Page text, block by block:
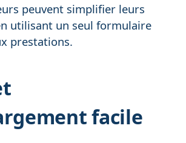
peuvent simplifier leurs
utilisant un seul formulaire
prestations.
facile